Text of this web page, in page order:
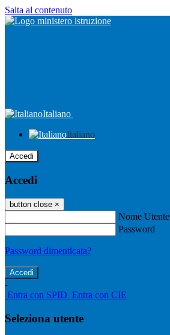
Salta al contenuto
Italiano
Italiano
Accedi
Accedi
button close ×
Nome Utente
Password
Password dimenticata?
-
Entra con SPID Entra con CIE
Seleziona utente